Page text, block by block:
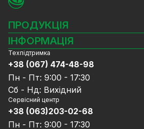
ПРОДУКЦІЯ
Камери відеоспостереження
Відеореєстратори
Комплекти відеоспостереження
СКУД
Джерела живлення
Мережеве обладнання
Ноутбуки та комп'ютери
Аксесуари
ІНФОРМАЦІЯ
Блог
Доставка та оплата
Гарантія та Сервісне
Політика конфіденційності
Договір публічної оферти
Співпраця
Техпідтримка
+38 (067) 474-48-98
Пн - Пт: 9:00 - 17:30
Сб - Нд: Вихідний
Сервісний центр
+38 (063)203-02-68
Пн - Пт: 9:00 - 17:30